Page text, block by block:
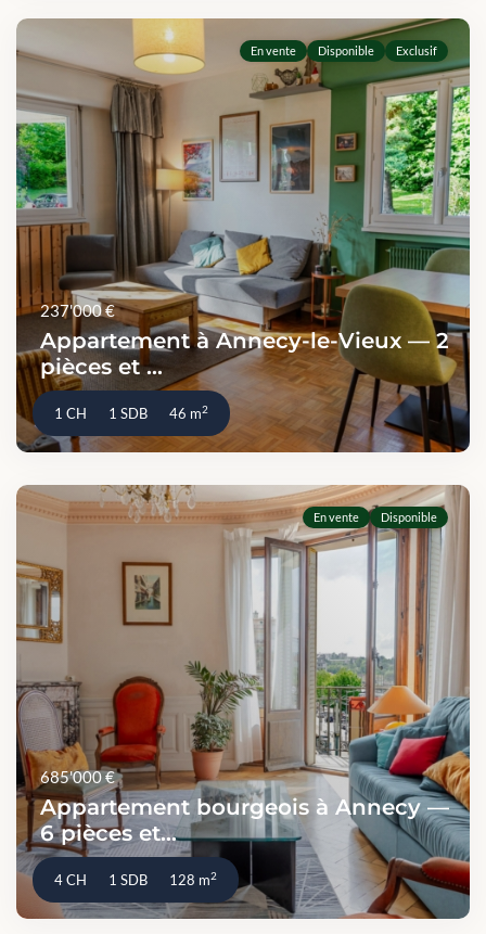
En vente Disponible Exclusif
237'000 €
Appartement à Annecy-le-Vieux — 2
pièces et ...
1 CH 1 SDB 46 m2
En vente Disponible
685'000 €
Appartement bourgeois à Annecy —
6 pièces et...
4 CH 1 SDB 128 m2